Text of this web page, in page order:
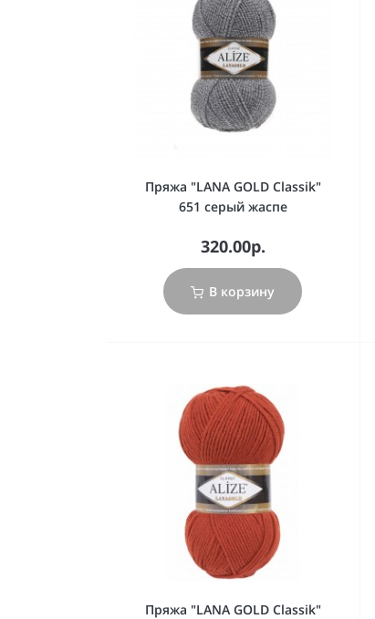
Пряжа "LANA GOLD Classik"
651 серый жаспе
320.00р.
В корзину
Пряжа "LANA GOLD Classik"